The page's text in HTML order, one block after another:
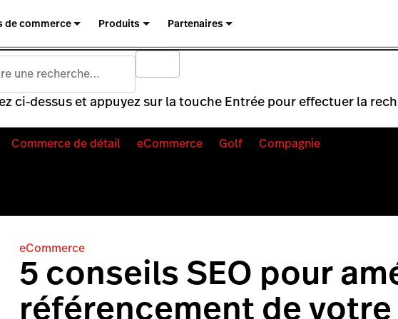
de commerce Produits Partenaires
ci-dessus et appuyez sur la touche Entrée pour effectuer la
Commerce de détail eCommerce Golf Compagnie
eCommerce
5 conseils SEO pour
référencement de